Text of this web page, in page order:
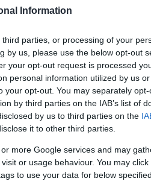
Information
parties, or processing of your
by us, please use the below opt-out
your opt-out request is processed
personal information utilized by us
your opt-out. You may separately
by third parties on the IAB’s list of
by us to third parties on the
it to other third parties.
more Google services and may
or usage behaviour. You may
to use your data for below
να ανέλθει
αναμένεται να
20:55
20:41
20:33